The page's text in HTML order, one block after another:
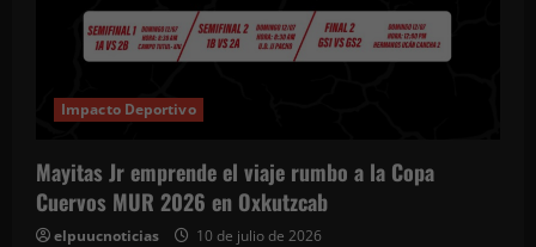
Impacto Deportivo
Mayitas Jr emprende el viaje rumbo a la Copa
Cuervos MUR 2026 en Oxkutzcab
elpuucnoticias 10 de julio de 2026